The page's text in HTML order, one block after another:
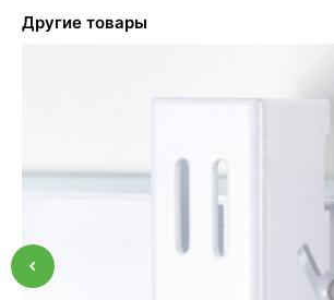
Другие товары